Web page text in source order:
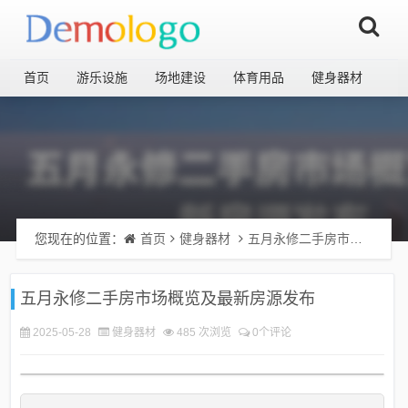
首页 游乐设施 场地建设 体育用品 健身器材
您现在的位置： 首页 健身器材 五月永修二手房市场概览及最新房源发布
五月永修二手房市场概览及最新房源发布
2025-05-28 健身器材 485 次浏览 0个评论